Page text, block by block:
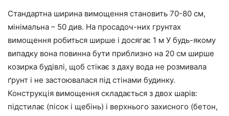
Стандартна ширина вимощення становить 70-80 см,
мінімальна – 50 див. На просадоч-них грунтах
вимощення робиться ширше і досягає 1 м У будь-якому
випадку вона повинна бути приблизно на 20 см ширше
козирка будівлі, щоб стікає з даху вода не розмивала
ґрунт і не застоювалася під стінами будинку.
Конструкція вимощення складається з двох шарів:
підстилає (пісок і щебінь) і верхнього захисного (бетон,